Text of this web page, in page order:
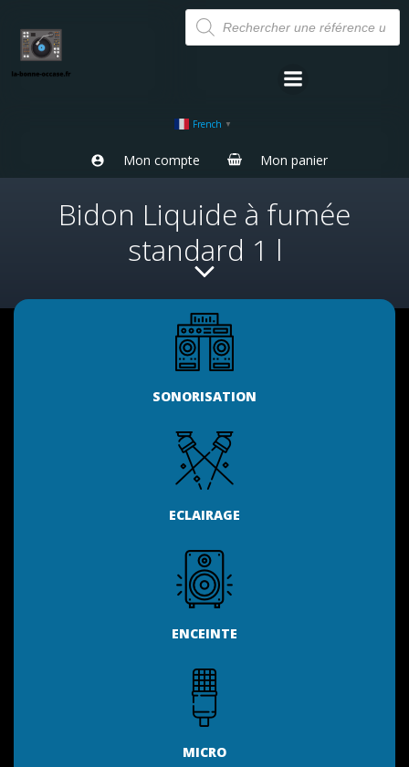
Aller
au
contenu
Recherche
de
produits
French ▼
Mon compte Mon panier
Bidon Liquide à fumée
standard 1 l
SONORISATION
ECLAIRAGE
ENCEINTE
MICRO